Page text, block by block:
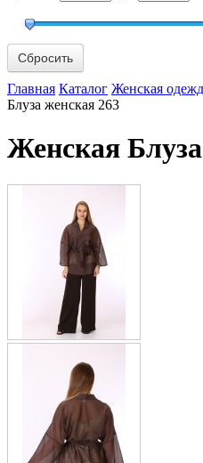
Сбросить
Главная Каталог Женская
Блуза женская 263
Женская